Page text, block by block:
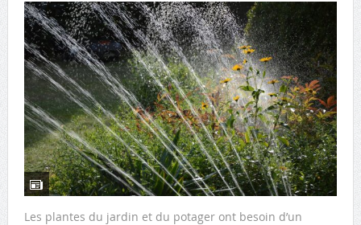
Les plantes du jardin et du potager ont besoin d’un